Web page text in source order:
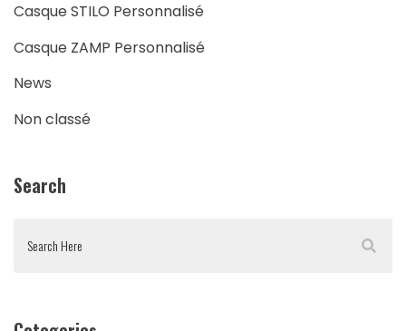
Casque STILO Personnalisé
Casque ZAMP Personnalisé
News
Non classé
Search